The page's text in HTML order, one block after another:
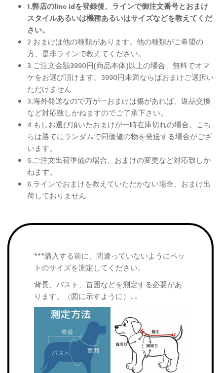
1.弊店のline idを登録後、ラインで御注文番号とおまけ
スタイルあるいは機種あるいはサイズなどを教えてくだ
さい。
2.おまけは他の種類があります。他の種類がご希望の
方、是非ラインで教えてください。
3.ご注文金額3990円(商品本体)以上の場合、無料でオマ
ケをお選び頂けます。3990円未満ならばおまけご選択い
ただけません
3.海外発送なので万が一おまけは傷があれば、返品交換
など対応致しかねますのでご了承下さい。
4.もしお選び頂いたおまけが一時在庫切れの場合、こち
らは勝てにランダムで同価値の物を発送する場合がござ
います。
5.ご注文出荷準備の場合、おまけの変更など対応致しか
ねます。
6.ラインでおまけを教えていただかない場合、おまけ出
荷しておりません
***購入する前に、間違っていないようにペッ
トのサイズを測定してください。
背長、バスト、首囲などを測定する必要があ
ります。（図に示すように）↓↓